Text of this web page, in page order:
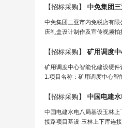
【招标采购】
中免集团三亚市内免税店有
庆礼盒设计制作及宣传视频
【招标采购】 矿用调度
矿用调度中心智能化建设硬
1.项目名称：矿用调度中心智
【招标采购】 中国电建水
中国电建水电八局基设玉林
接路项目基设-玉林上下库连